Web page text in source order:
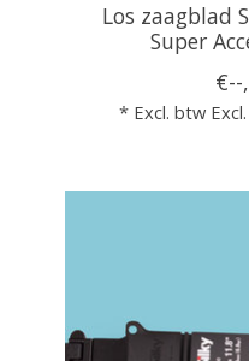
Los zaagblad
Super
* Excl. btw